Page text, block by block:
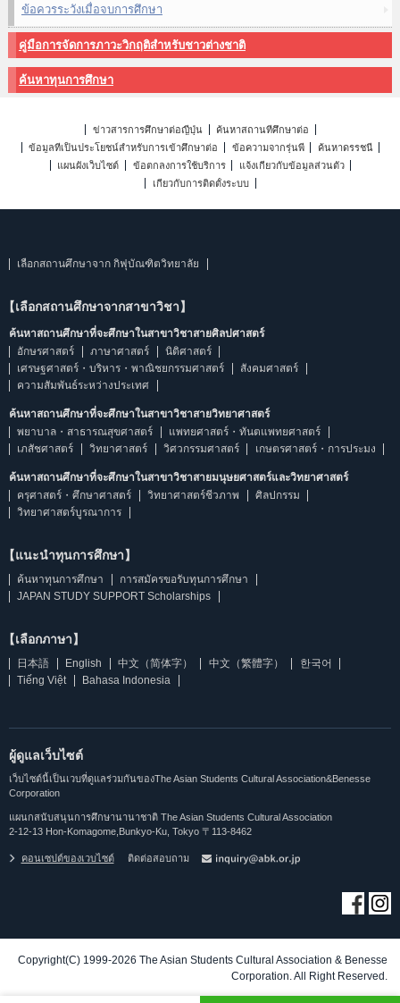
ข้อควรระวังเมื่อจบการศึกษา
คู่มือการจัดการภาวะวิกฤติสำหรับชาวต่างชาติ
ค้นหาทุนการศึกษา
ข่าวสารการศึกษาต่อญี่ปุ่น
ค้นหาสถานที่ศึกษาต่อ
ข้อมูลที่เป็นประโยชน์สำหรับการเข้าศึกษาต่อ
ข้อความจากรุ่นพี่
ค้นหาดรรชนี
แผนผังเว็บไซต์
ข้อตกลงการใช้บริการ
แจ้งเกี่ยวกับข้อมูลส่วนตัว
เกี่ยวกับการติดตั้งระบบ
เลือกสถานศึกษาจาก กิฟุบัณฑิตวิทยาลัย
【เลือกสถานศึกษาจากสาขาวิชา】
ค้นหาสถานศึกษาที่จะศึกษาในสาขาวิชาสายศิลปศาสตร์
อักษรศาสตร์
ภาษาศาสตร์
นิติศาสตร์
เศรษฐศาสตร์・บริหาร・พาณิชยกรรมศาสตร์
สังคมศาสตร์
ความสัมพันธ์ระหว่างประเทศ
ค้นหาสถานศึกษาที่จะศึกษาในสาขาวิชาสายวิทยาศาสตร์
พยาบาล・สาธารณสุขศาสตร์
แพทยศาสตร์・ทันตแพทยศาสตร์
เภสัชศาสตร์
วิทยาศาสตร์ วิศวกรรมศาสตร์ เกษตรศาสตร์・การประมง
ค้นหาสถานศึกษาที่จะศึกษาในสาขาวิชาสายมนุษยศาสตร์และวิทยาศาสตร์
ครุศาสตร์・ศึกษาศาสตร์
วิทยาศาสตร์ชีวภาพ
ศิลปกรรม
วิทยาศาสตร์บูรณาการ
【แนะนำทุนการศึกษา】
ค้นหาทุนการศึกษา
การสมัครขอรับทุนการศึกษา
JAPAN STUDY SUPPORT Scholarships
【เลือกภาษา】
日本語 English 中文（简体字） 中文（繁體字）
한국어
Tiếng Việt
Bahasa Indonesia
ผู้ดูแลเว็บไซต์
เว็บไซต์นี้เป็นเวบที่ดูแลร่วมกันของThe Asian Students Cultural Association&Benesse
Corporation
แผนกสนับสนุนการศึกษานานาชาติ The Asian Students Cultural Association
2-12-13 Hon-Komagome,Bunkyo-Ku, Tokyo 〒113-8462
คอนเซปต์ของเวบไซต์ ติดต่อสอบถาม
Copyright(C) 1999-2026 The Asian Students Cultural Association & Benesse
Corporation. All Right Reserved.